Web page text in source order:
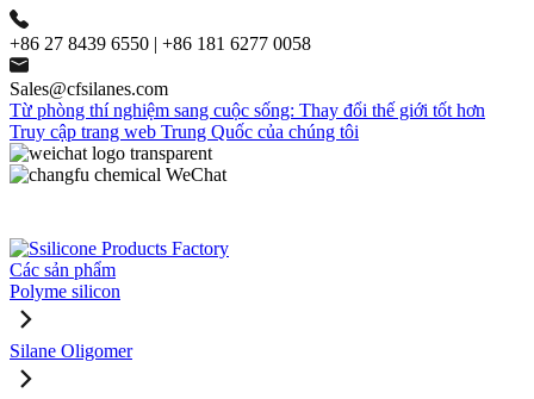
+86 27 8439 6550 | +86 181 6277 0058
Sales@cfsilanes.com
Từ phòng thí nghiệm sang cuộc sống: Thay đổi thế giới tốt hơn
Truy cập trang web Trung Quốc của chúng tôi
Các sản phẩm
Polyme silicon
Silane Oligomer